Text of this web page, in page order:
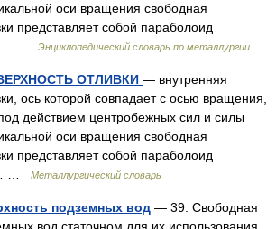
оси вращения свободная
представляет собой параболоид
…
Энциклопедический словарь по металлургии
ОТЛИВКИ — внутренняя
ось которой совпадает с осью вращения,
действием центробежных сил и силы
оси вращения свободная
представляет собой параболоид
…
Металлургический словарь
подземных вод — 39. Свободная